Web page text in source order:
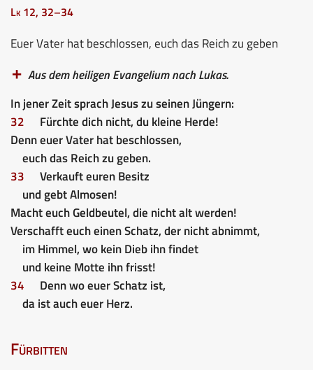
Lk 12, 32–34
Euer Vater hat beschlossen, euch das Reich zu geben
Aus dem heiligen Evangelium nach Lukas.
In jener Zeit sprach Jesus zu seinen Jüngern:
32
Fürchte dich nicht, du kleine Herde!
Denn euer Vater hat beschlossen,
euch das Reich zu geben.
33
Verkauft euren Besitz
und gebt Almosen!
Macht euch Geldbeutel, die nicht alt werden!
Verschafft euch einen Schatz, der nicht abnimmt,
im Himmel, wo kein Dieb ihn findet
und keine Motte ihn frisst!
34
Denn wo euer Schatz ist,
da ist auch euer Herz.
Fürbitten